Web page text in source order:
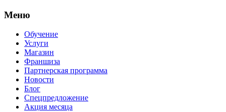
Меню
Обучение
Услуги
Магазин
Франшиза
Партнерская программа
Новости
Блог
Спецпредложение
Акция месяца